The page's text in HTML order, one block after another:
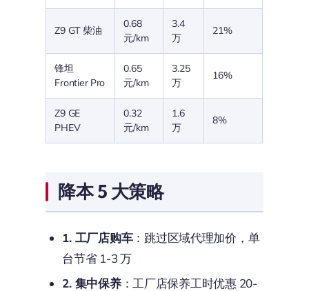
Z9 GT 柴油
0.68
元/km
3.4
万
21%
锋坦
Frontier Pro
0.65
元/km
3.25
万
16%
Z9 GE
PHEV
0.32
元/km
1.6
万
8%
降本 5 大策略
1. 工厂店购车：跳过区域代理加价，单
台节省 1-3 万
2. 集中保养：工厂店保养工时优惠 20-